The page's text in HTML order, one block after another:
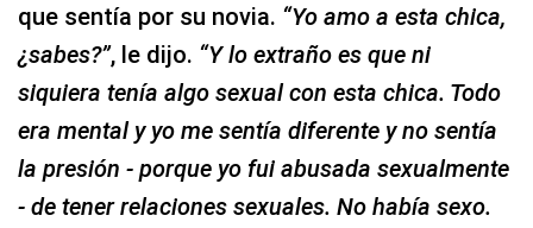
que sentía por su novia. “Yo amo a esta chica,
¿sabes?”, le dijo. “Y lo extraño es que ni
siquiera tenía algo sexual con esta chica. Todo
era mental y yo me sentía diferente y no sentía
la presión - porque yo fui abusada sexualmente
- de tener relaciones sexuales. No había sexo.